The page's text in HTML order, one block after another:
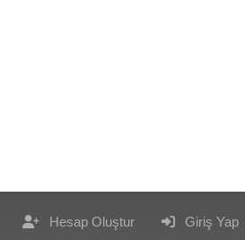
Giriş Yap
Hesap Oluştur